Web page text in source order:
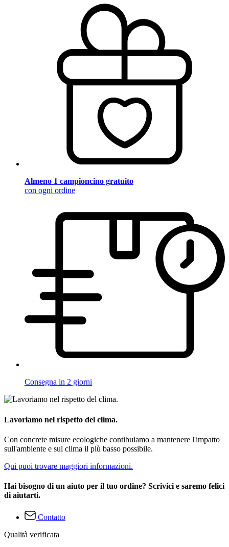
Almeno 1 campioncino gratuito
con ogni ordine
Consegna in 2 giorni
Lavoriamo nel rispetto del clima.
Con concrete misure ecologiche contibuiamo a mantenere l'impatto
sull'ambiente e sul clima il più basso possibile.
Qui puoi trovare maggiori informazioni.
Hai bisogno di un aiuto per il tuo ordine? Scrivici e saremo felici
di aiutarti.
Contatto
Qualità verificata